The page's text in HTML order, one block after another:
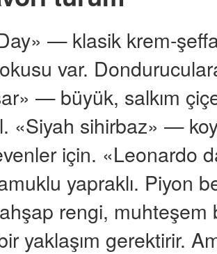
— klasik krem-
var.
— büyük, salkım
«Siyah sihirbaz» —
için. «Leonardo
yapraklı. Piyon
rengi, muhteşem
yaklaşım gerektirir.